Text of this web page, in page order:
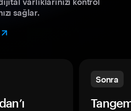
sağlar.
Sonra